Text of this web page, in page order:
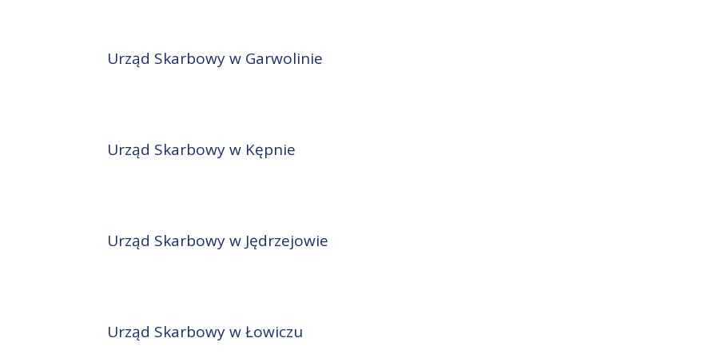
Urząd Skarbowy w Garwolinie
Urząd Skarbowy w Kępnie
Urząd Skarbowy w Jędrzejowie
Urząd Skarbowy w Łowiczu